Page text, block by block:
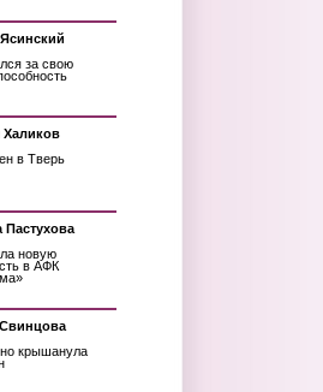
за свою
Халиков
в Тверь
Пастухова
новую
в АФК
крышанула